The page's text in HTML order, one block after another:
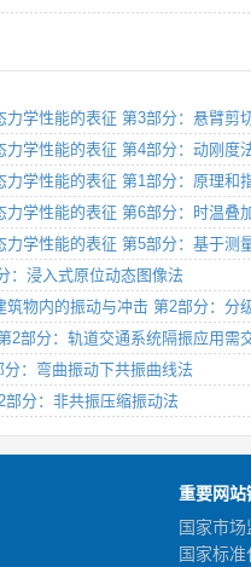
学性能的表征 第3部分：悬臂剪
学性能的表征 第4部分：动刚度
学性能的表征 第1部分：原理和
学性能的表征 第6部分：时温叠
学性能的表征 第5部分：基于测
：浸入式原位动态图像法
物内的振动与冲击 第2部分：分
部分：轨道交通系统隔振应用需
：弯曲振动下共振曲线法
分：非共振压缩振动法
重要网站
国家市
国家标